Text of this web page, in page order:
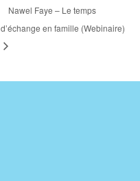
Nawel Faye – Le temps
d’échange en famille (Webinaire)